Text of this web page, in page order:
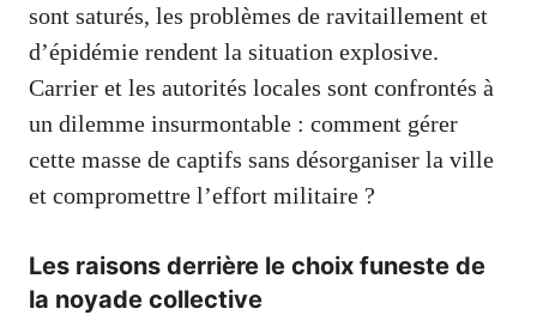
sont saturés, les problèmes de ravitaillement et
d’épidémie rendent la situation explosive.
Carrier et les autorités locales sont confrontés à
un dilemme insurmontable : comment gérer
cette masse de captifs sans désorganiser la ville
et compromettre l’effort militaire ?
Les raisons derrière le choix funeste de
la noyade collective